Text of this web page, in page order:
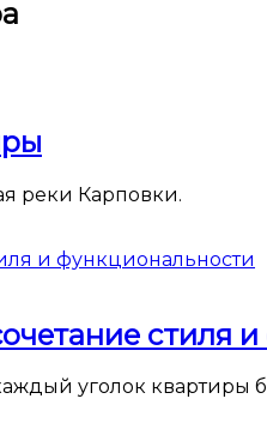
реки Карповки.
стиля
уголок